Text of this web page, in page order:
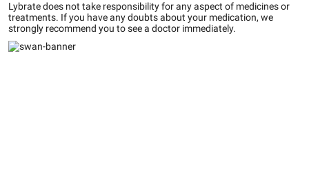
Lybrate does not take responsibility for any aspect of medicines or
treatments. If you have any doubts about your medication, we
strongly recommend you to see a doctor immediately.